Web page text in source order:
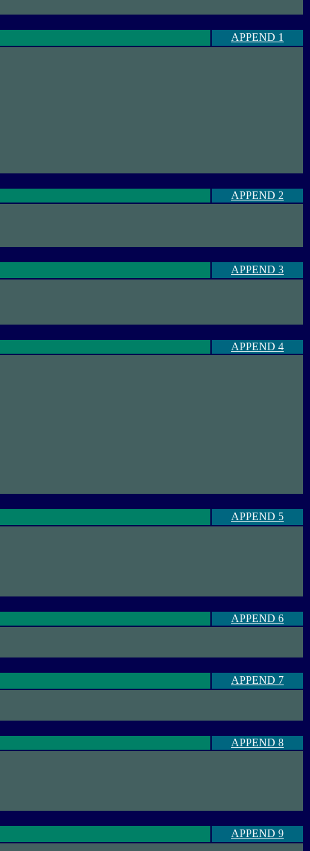
APPEND 1
APPEND 2
APPEND 3
APPEND 4
APPEND 5
APPEND 6
APPEND 7
APPEND 8
APPEND 9